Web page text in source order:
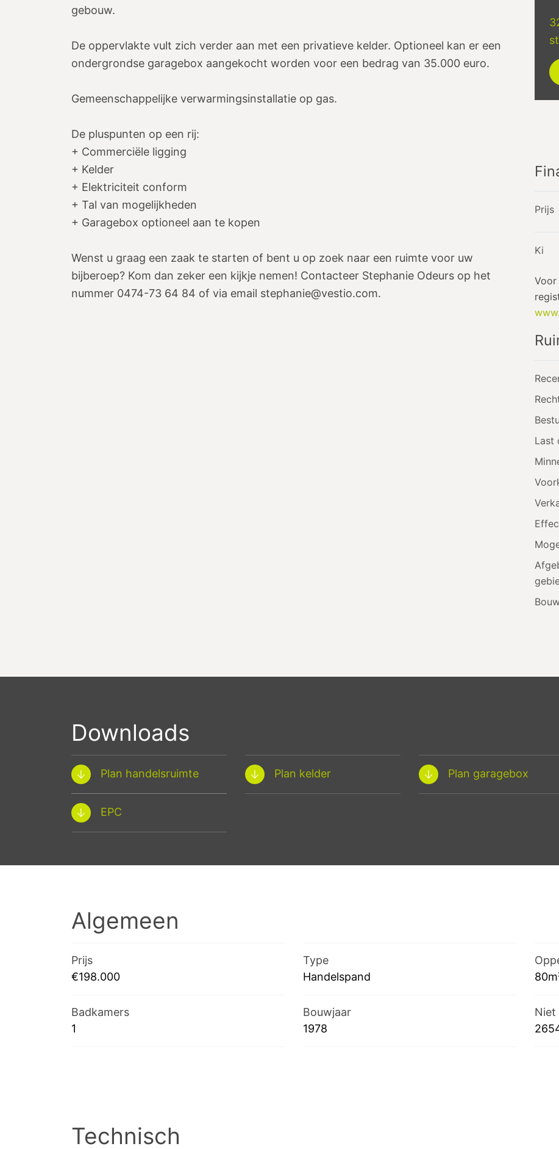
gebouw.
De oppervlakte vult zich verder aan met een privatieve kelder. Optioneel kan er een
ondergrondse garagebox aangekocht worden voor een bedrag van 35.000 euro.
Gemeenschappelijke verwarmingsinstallatie op gas.
De pluspunten op een rij:
+ Commerciële ligging
+ Kelder
+ Elektriciteit conform
+ Tal van mogelijkheden
+ Garagebox optioneel aan te kopen
Wenst u graag een zaak te starten of bent u op zoek naar een ruimte voor uw
bijberoep? Kom dan zeker een kijkje nemen! Contacteer Stephanie Odeurs op het
nummer 0474-73 64 84 of via email stephanie@vestio.com.
Prijs
Ki
Voor
Last
Downloads
Plan handelsruimte Plan kelder Plan garagebox
EPC
Algemeen
Prijs
€198.000
Type
Handelspand
Badkamers
1
Bouwjaar
1978
Niet
Technisch